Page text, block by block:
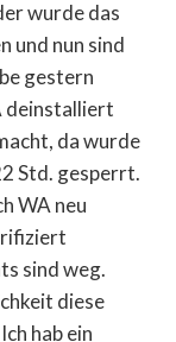
wurde das
und nun sind
gestern
deinstalliert
da wurde
Std. gesperrt.
WA neu
sind weg.
diese
hab ein